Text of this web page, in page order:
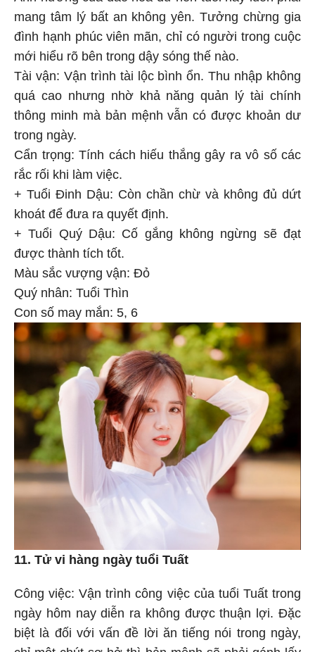
mang tâm lý bất an không yên. Tưởng chừng gia
đình hạnh phúc viên mãn, chỉ có người trong cuộc
mới hiểu rõ bên trong dậy sóng thế nào.
Tài vận: Vận trình tài lộc bình ổn. Thu nhập không
quá cao nhưng nhờ khả năng quản lý tài chính
thông minh mà bản mệnh vẫn có được khoản dư
trong ngày.
Cẩn trọng: Tính cách hiếu thắng gây ra vô số các
rắc rối khi làm việc.
+ Tuổi Đinh Dậu: Còn chần chừ và không đủ dứt
khoát để đưa ra quyết định.
+ Tuổi Quý Dậu: Cố gắng không ngừng sẽ đạt
được thành tích tốt.
Màu sắc vượng vận: Đỏ
Quý nhân: Tuổi Thìn
Con số may mắn: 5, 6
11. Tử vi hàng ngày tuổi Tuất
Công việc: Vận trình công việc của tuổi Tuất trong
ngày hôm nay diễn ra không được thuận lợi. Đặc
biệt là đối với vấn đề lời ăn tiếng nói trong ngày,